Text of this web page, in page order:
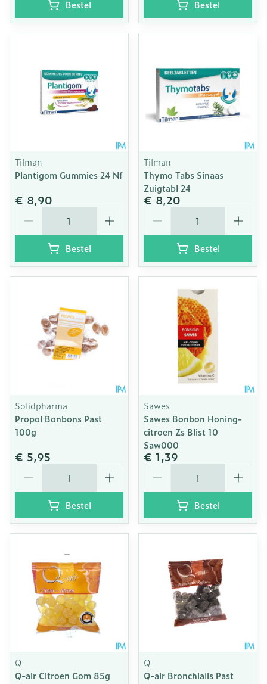
Bestel Bestel
Tilman
Plantigom Gummies 24 Nf
€ 8,90
Bestel
Tilman
Thymo Tabs Sinaas
Zuigtabl 24
€ 8,20
Bestel
Solidpharma
Propol Bonbons Past
100g
€ 5,95
Bestel
Sawes
Sawes Bonbon Honing-
citroen Zs Blist 10
Saw000
€ 1,39
Bestel
Q
Q-air Citroen Gom 85g
Q
Q-air Bronchialis Past